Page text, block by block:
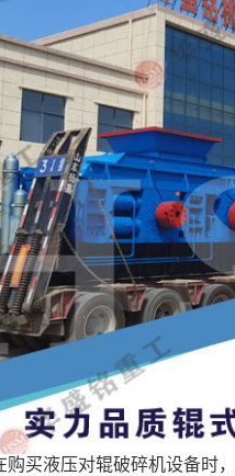
购买液压对辊破碎机设备时